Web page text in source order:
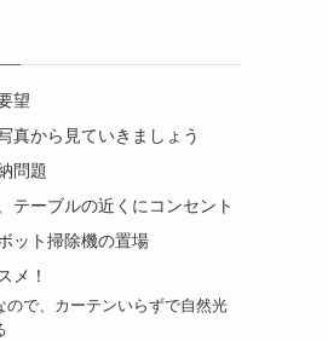
望
真から見ていきましょう
問題
テーブルの近くにコンセント
ット掃除機の置場
メ！
ので、カーテンいらずで自然光